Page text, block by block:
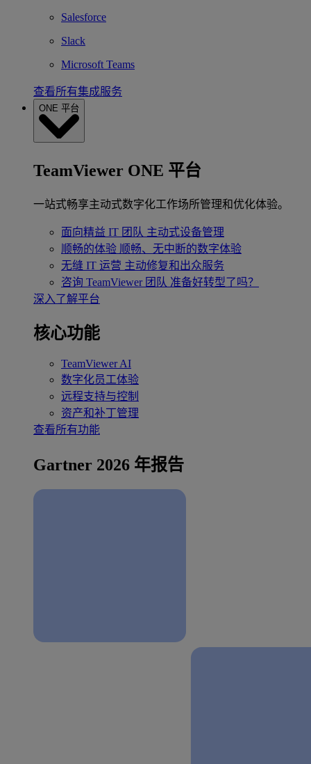
Salesforce
Slack
Microsoft Teams
查看所有集成服务
ONE 平台
TeamViewer ONE 平台
一站式畅享主动式数字化工作场所管理和优化体验。
面向精益 IT 团队 主动式设备管理
顺畅的体验 顺畅、无中断的数字体验
无缝 IT 运营 主动修复和出众服务
咨询 TeamViewer 团队 准备好转型了吗？
深入了解平台
核心功能
TeamViewer AI
数字化员工体验
远程支持与控制
资产和补丁管理
查看所有功能
Gartner 2026 年报告